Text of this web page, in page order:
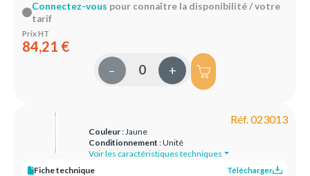
Connectez-vous pour connaître la disponibilité / votre
tarif
Prix HT
84,21 €
– +
Réf. 023013
Couleur: Jaune
Conditionnement : Unité
Voir les caractéristiques techniques
Fiche technique
Télécharger